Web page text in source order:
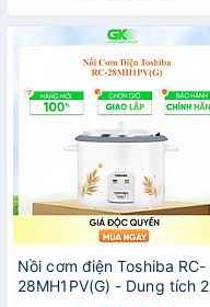
Nồi cơm điện Toshiba RC-
28MH1PV(G) - Dung tích